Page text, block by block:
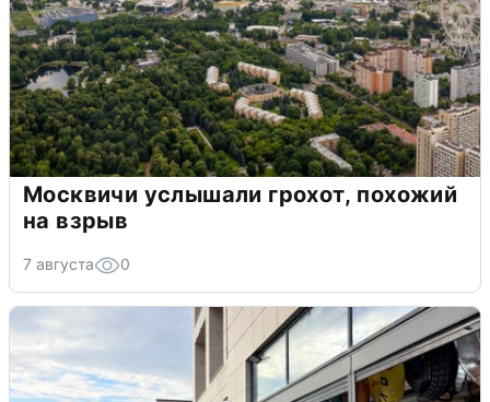
Москвичи услышали грохот, похожий
на взрыв
7 августа 0